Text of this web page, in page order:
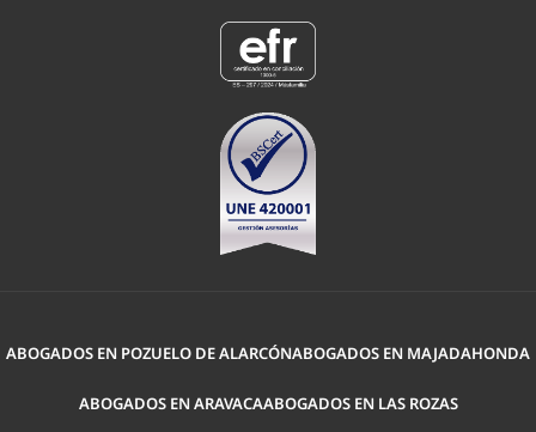
ABOGADOS EN POZUELO DE ALARCÓNABOGADOS EN MAJADAHONDA
ABOGADOS EN ARAVACAABOGADOS EN LAS ROZAS